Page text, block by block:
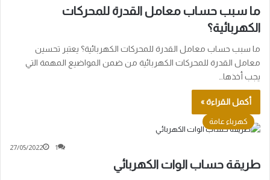
ما سبب حساب معامل القدرة للمحركات
الكهربائية؟
ما سبب حساب معامل القدرة للمحركات الكهربائية؟ يعتبر تحسين
معامل القدرة للمحركات الكهربائية من ضمن المواضيع المهمة التي
يجب أخذها…
أكمل القراءة »
كهرباء عامة
27/05/2022 1
طريقة حساب الوات الكهربائي